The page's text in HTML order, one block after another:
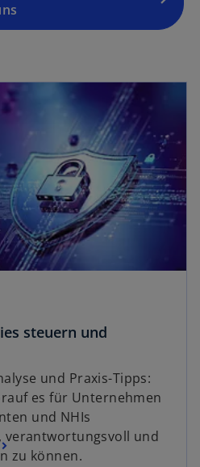
t
k
e
g
e
ö
steuern und
und Praxis-Tipps:
es für Unternehmen
und NHIs
verantwortungsvoll und
zu können.
wird in einer neuen Registerkarte geöffnet